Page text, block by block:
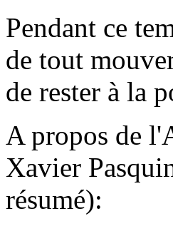
Pendant ce
de tout
de rester à la
A propos de
Xavier
résumé):